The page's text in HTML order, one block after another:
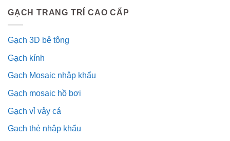
GẠCH TRANG TRÍ CAO CẤP
Gạch 3D bê tông
Gạch kính
Gạch Mosaic nhập khẩu
Gạch mosaic hồ bơi
Gạch vỉ vảy cá
Gạch thẻ nhập khẩu